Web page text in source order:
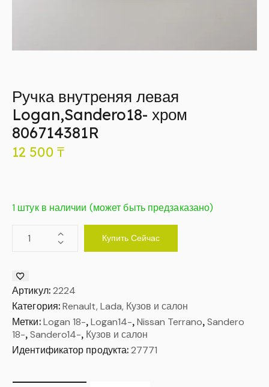
Ручка внутреняя левая
Logan,Sandero18- хром
806714381R
12 500 ₸
1 штук в наличии (может быть предзаказано)
Купить Сейчас
Артикул: 2224
Категория:Renault, Lada, Кузов и салон
Метки: Logan 18-, Logan14-,Nissan Terrano,Sandero
18-,Sandero14-, Кузов и салон
Идентификатор продукта:27771